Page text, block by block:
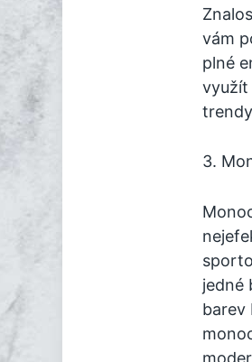
vám
plné
využít
3.
jedné
barev